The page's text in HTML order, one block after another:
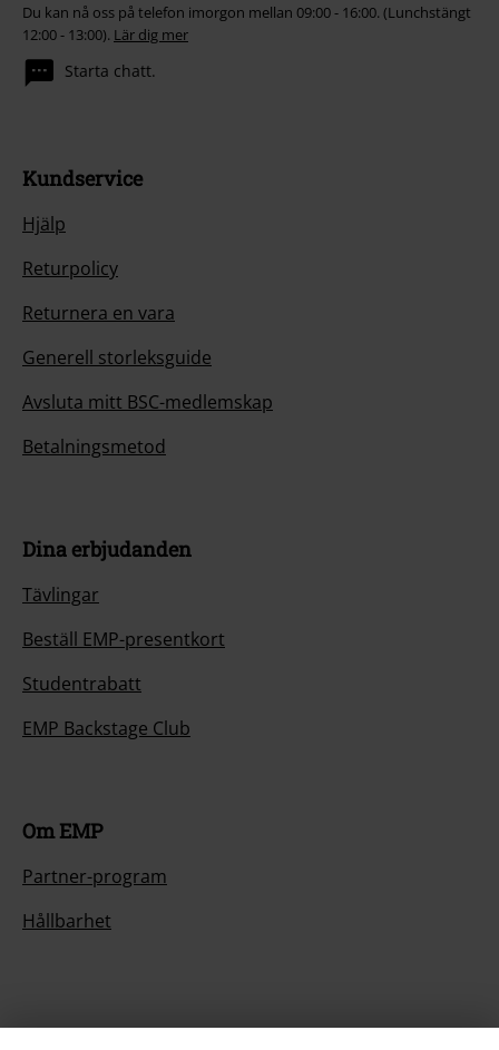
Du kan nå oss på telefon imorgon mellan 09:00 - 16:00. (Lunchstängt
12:00 - 13:00). Lär dig mer
Starta chatt.
Kundservice
Hjälp
Returpolicy
Returnera en vara
Generell storleksguide
Avsluta mitt BSC-medlemskap
Betalningsmetod
Dina erbjudanden
Tävlingar
Beställ EMP-presentkort
Studentrabatt
EMP Backstage Club
Om EMP
Partner-program
Hållbarhet